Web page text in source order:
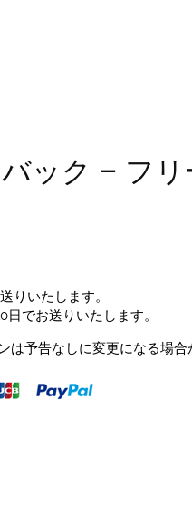
ック – フリ
りいたします。
でお送りいたします。
予告なしに変更になる場合